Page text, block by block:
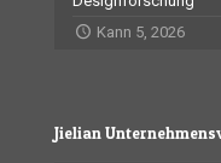
Kann 5, 2026
Jielian